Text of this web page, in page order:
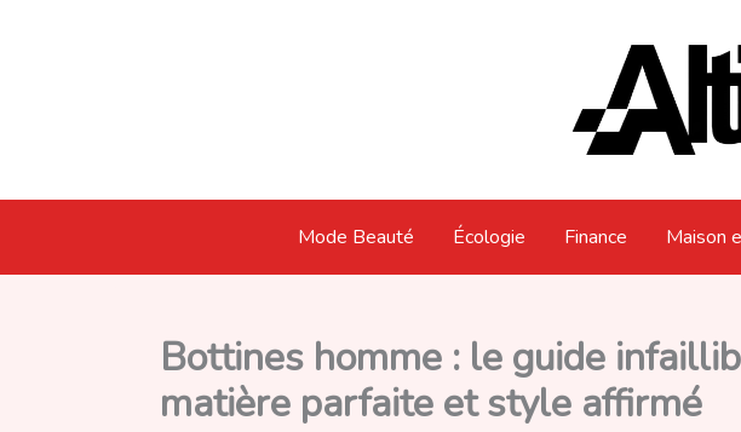
Mode Beauté Écologie Finance Maison
Bottines homme : le guide
matière parfaite et style affirmé